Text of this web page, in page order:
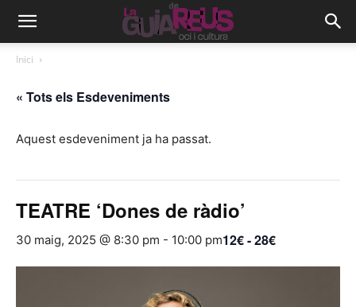
Inici
« Tots els Esdeveniments
Aquest esdeveniment ja ha passat.
TEATRE ‘Dones de ràdio’
30 maig, 2025 @ 8:30 pm - 10:00 pm12€ - 28€